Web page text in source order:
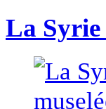
La Syrie